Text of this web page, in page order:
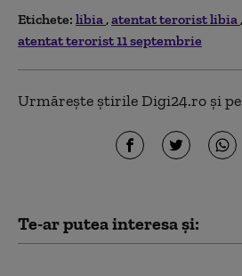
Etichete: libia atentat terorist libia
atentat terorist 11 septembrie
Urmărește știrile Digi24.ro și pe
Te-ar putea interesa și: